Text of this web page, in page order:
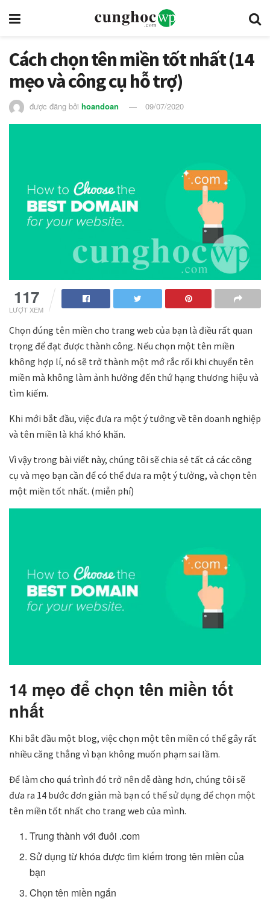
Cách chọn tên miền tốt nhất (14
mẹo và công cụ hỗ trợ)
được đăng bởi hoandoan 09/07/2020
117
LƯỢT XEM
Chọn đúng tên miền cho trang web của bạn là điều rất quan
trọng để đạt được thành công. Nếu chọn một tên miền
không hợp lí, nó sẽ trở thành một mớ rắc rối khi chuyển tên
miền mà không làm ảnh hưởng đến thứ hạng thương hiệu và
tìm kiếm.
Khi mới bắt đầu, việc đưa ra một ý tưởng về tên doanh nghiệp
và tên miền là khá khó khăn.
Vì vậy trong bài viết này, chúng tôi sẽ chia sẻ tất cả các công
cụ và mẹo bạn cần để có thể đưa ra một ý tưởng, và chọn tên
một miền tốt nhất. (miễn phí)
14 mẹo để chọn tên miền tốt
nhất
Khi bắt đầu một blog, việc chọn một tên miền có thể gây rất
nhiều căng thẳng vì bạn không muốn phạm sai lầm.
Để làm cho quá trình đó trở nên dễ dàng hơn, chúng tôi sẽ
đưa ra 14 bước đơn giản mà bạn có thể sử dụng để chọn một
tên miền tốt nhất cho trang web của mình.
Trung thành với đuôi .com
Sử dụng từ khóa được tìm kiếm trong tên miền của
bạn
Chọn tên miền ngắn